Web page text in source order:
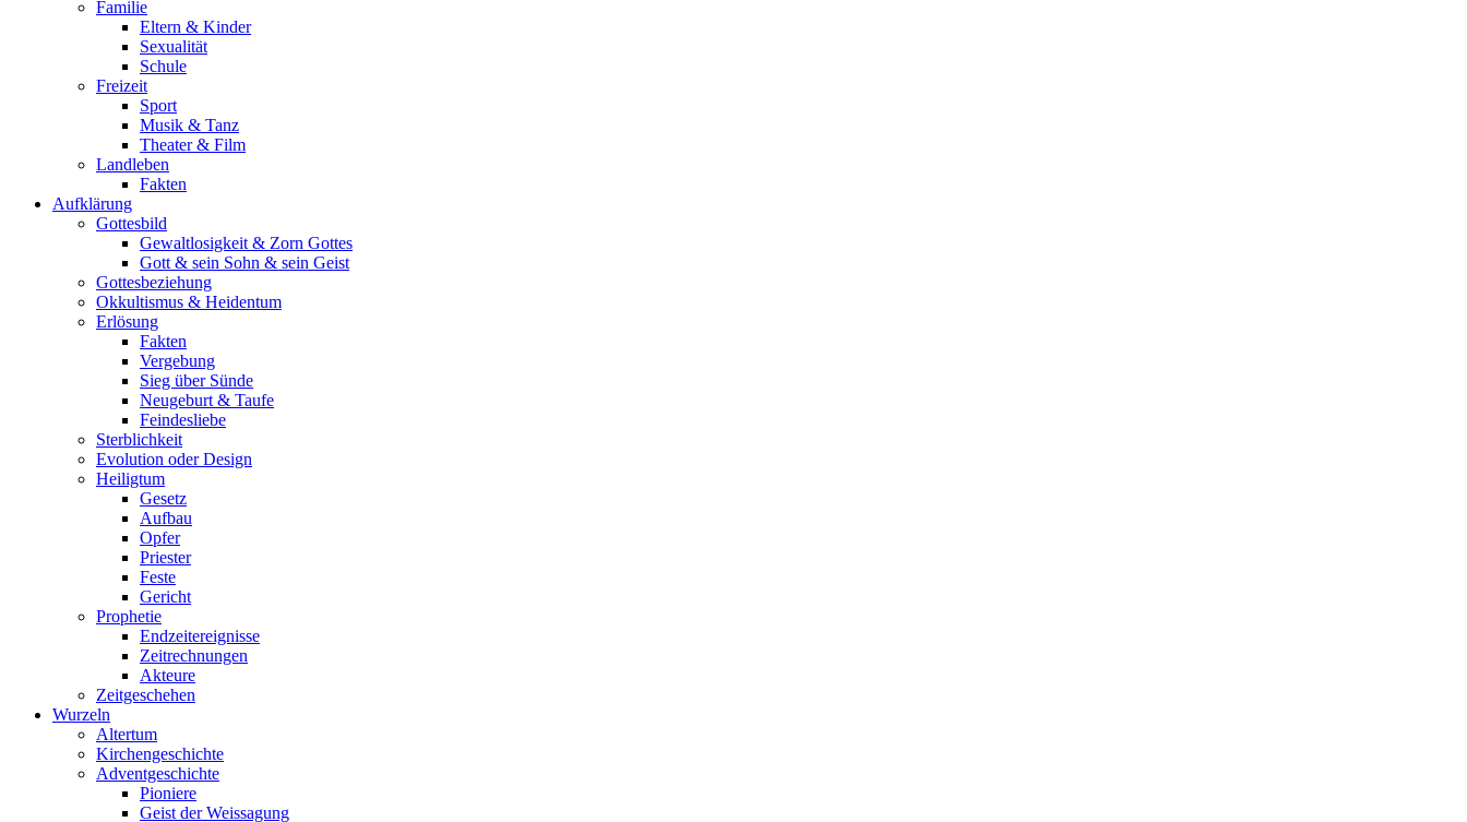
Familie
Eltern & Kinder
Sexualität
Schule
Freizeit
Sport
Musik & Tanz
Theater & Film
Landleben
Fakten
Aufklärung
Gottesbild
Gewaltlosigkeit & Zorn Gottes
Gott & sein Sohn & sein Geist
Gottesbeziehung
Okkultismus & Heidentum
Erlösung
Fakten
Vergebung
Sieg über Sünde
Neugeburt & Taufe
Feindesliebe
Sterblichkeit
Evolution oder Design
Heiligtum
Gesetz
Aufbau
Opfer
Priester
Feste
Gericht
Prophetie
Endzeitereignisse
Zeitrechnungen
Akteure
Zeitgeschehen
Wurzeln
Altertum
Kirchengeschichte
Adventgeschichte
Pioniere
Geist der Weissagung